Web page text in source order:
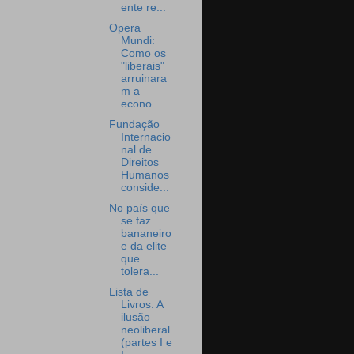
ente re...
Opera
Mundi:
Como os
"liberais"
arruinara
m a
econo...
Fundação
Internacio
nal de
Direitos
Humanos
conside...
No país que
se faz
bananeiro
e da elite
que
tolera...
Lista de
Livros: A
ilusão
neoliberal
(partes I e